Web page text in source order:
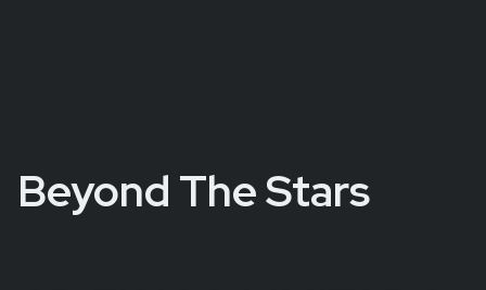
Beyond The Stars